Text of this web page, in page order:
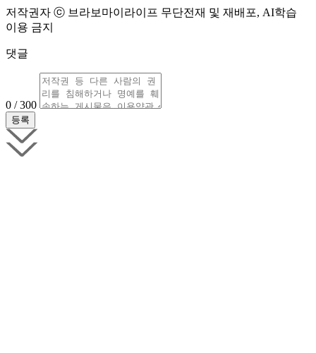
저작권자 ⓒ 브라보마이라이프 무단전재 및 재배포, AI학습
이용 금지
댓글
0 / 300